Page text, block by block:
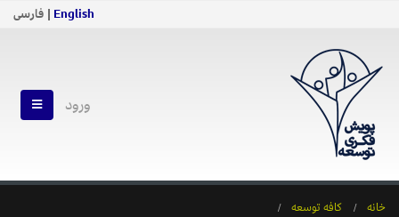
English | فارسی
ورود
خانه
کافه توسعه